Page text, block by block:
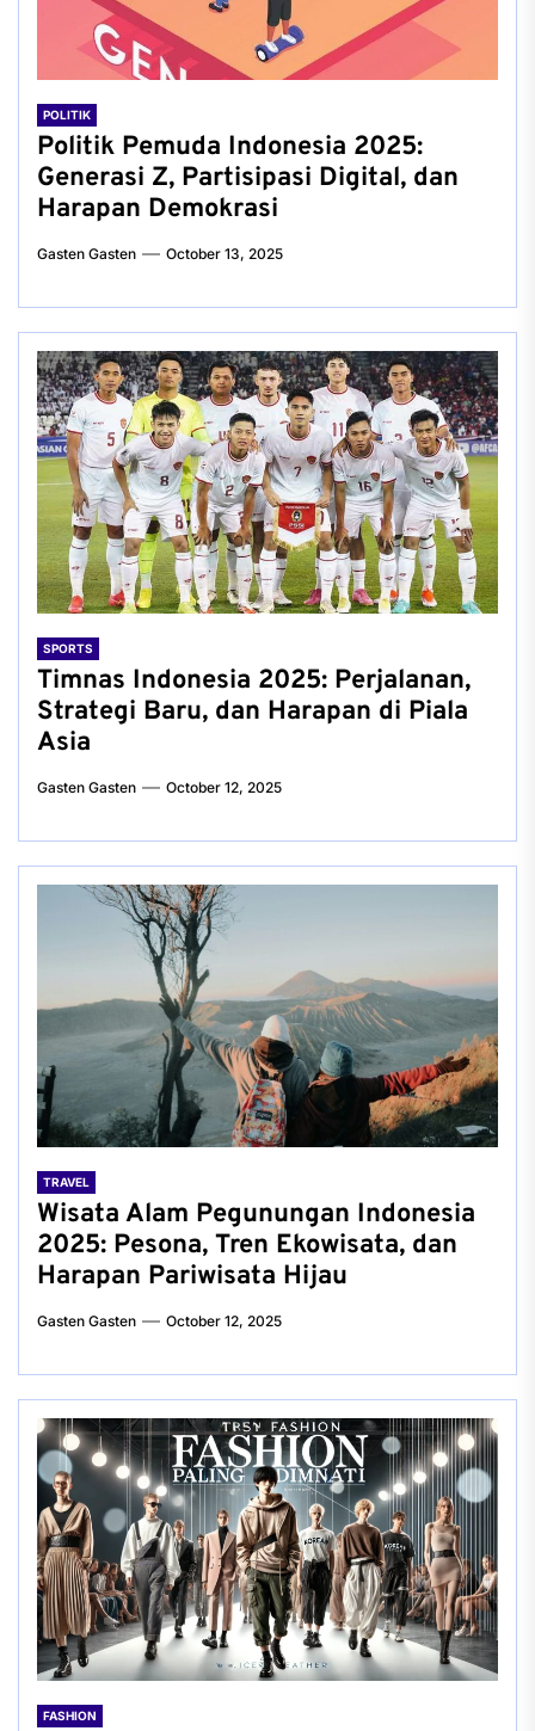
POLITIK
Politik Pemuda Indonesia 2025:
Generasi Z, Partisipasi Digital, dan
Harapan Demokrasi
Gasten Gasten October 13, 2025
SPORTS
Timnas Indonesia 2025: Perjalanan,
Strategi Baru, dan Harapan di Piala
Asia
Gasten Gasten October 12, 2025
TRAVEL
Wisata Alam Pegunungan Indonesia
2025: Pesona, Tren Ekowisata, dan
Harapan Pariwisata Hijau
Gasten Gasten October 12, 2025
FASHION